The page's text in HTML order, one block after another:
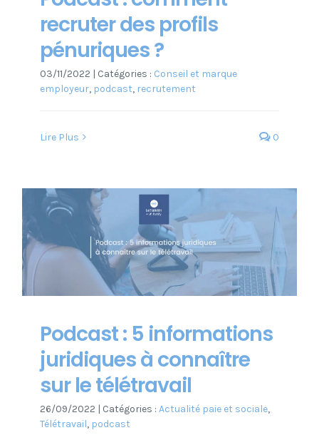
recruter des profils
pénuriques ?
03/11/2022 | Catégories : Conseil et marque
employeur, podcast, recrutement
Lire Plus 0
Podcast : 5 informations
juridiques à connaître
sur le télétravail
26/09/2022 | Catégories : Actualité paie et sociale,
Télétravail, podcast